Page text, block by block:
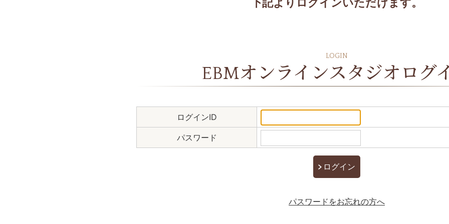
LOGIN
EBMオンラインスタジオ ログ
ログインID
パスワード
パスワードをお忘れの方へ